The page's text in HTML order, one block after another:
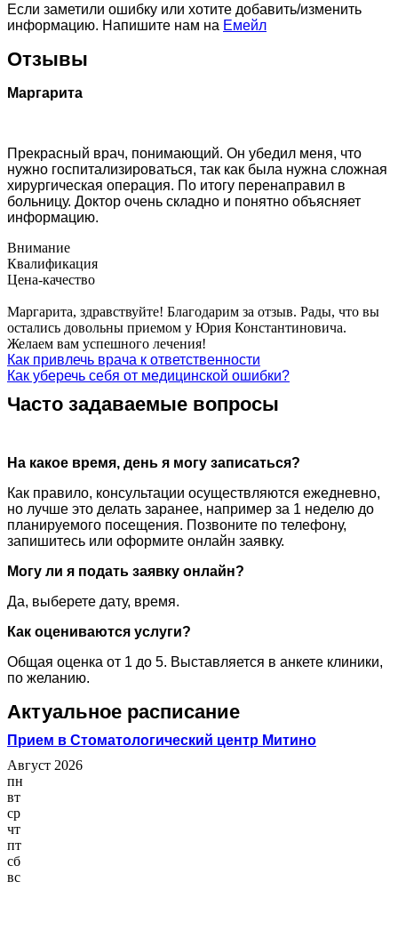
Если заметили ошибку или хотите добавить/изменить
информацию. Напишите нам на Емейл
Отзывы
Маргарита
Прекрасный врач, понимающий. Он убедил меня, что
нужно госпитализироваться, так как была нужна сложная
хирургическая операция. По итогу перенаправил в
больницу. Доктор очень складно и понятно объясняет
информацию.
Внимание
Квалификация
Цена-качество
Маргарита, здравствуйте! Благодарим за отзыв. Рады, что вы
остались довольны приемом у Юрия Константиновича.
Желаем вам успешного лечения!
Как привлечь врача к ответственности
Как уберечь себя от медицинской ошибки?
Часто задаваемые вопросы
На какое время, день я могу записаться?
Как правило, консультации осуществляются ежедневно,
но лучше это делать заранее, например за 1 неделю до
планируемого посещения. Позвоните по телефону,
запишитесь или оформите онлайн заявку.
Могу ли я подать заявку онлайн?
Да, выберете дату, время.
Как оцениваются услуги?
Общая оценка от 1 до 5. Выставляется в анкете клиники,
по желанию.
Актуальное расписание
Прием в Стоматологический центр Митино
Август 2026
пн
вт
ср
чт
пт
сб
вс